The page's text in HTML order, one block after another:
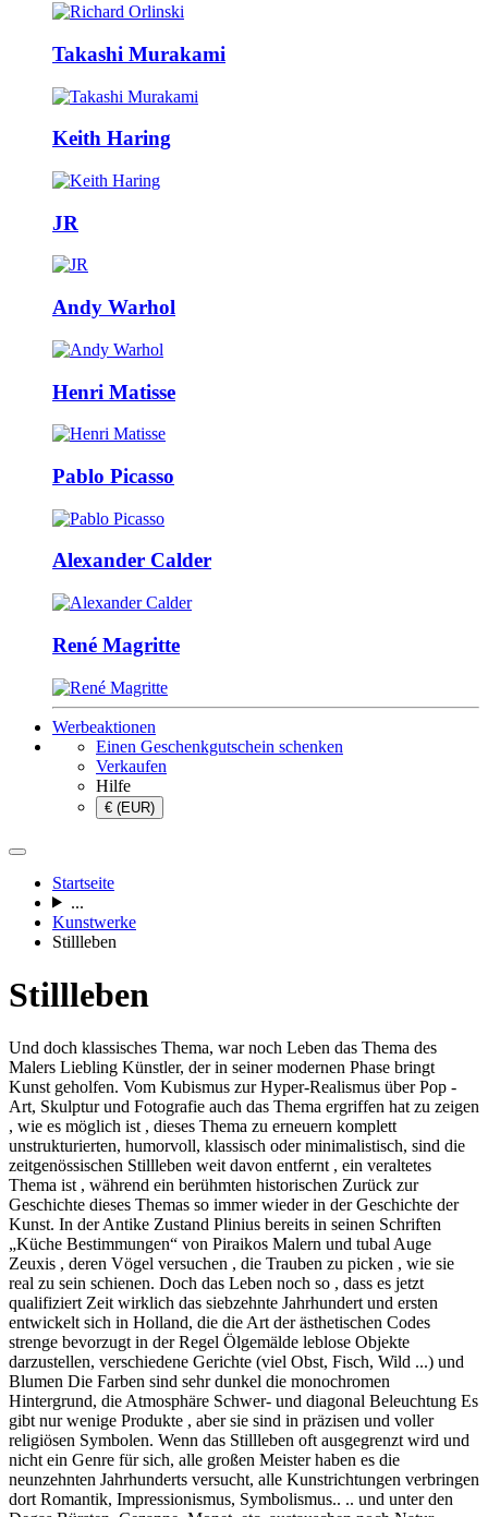
Takashi Murakami
Keith Haring
JR
Andy Warhol
Henri Matisse
Pablo Picasso
Alexander Calder
René Magritte
Werbeaktionen
Einen Geschenkgutschein schenken
Verkaufen
Hilfe
€ (EUR)
Startseite
...
Kunstwerke
Stillleben
Stillleben
Und doch klassisches Thema, war noch Leben das Thema des
Malers Liebling Künstler, der in seiner modernen Phase bringt
Kunst geholfen. Vom Kubismus zur Hyper-Realismus über Pop -
Art, Skulptur und Fotografie auch das Thema ergriffen hat zu zeigen
, wie es möglich ist , dieses Thema zu erneuern komplett
unstrukturierten, humorvoll, klassisch oder minimalistisch, sind die
zeitgenössischen Stillleben weit davon entfernt , ein veraltetes
Thema ist , während ein berühmten historischen Zurück zur
Geschichte dieses Themas so immer wieder in der Geschichte der
Kunst. In der Antike Zustand Plinius bereits in seinen Schriften
„Küche Bestimmungen“ von Piraikos Malern und tubal Auge
Zeuxis , deren Vögel versuchen , die Trauben zu picken , wie sie
real zu sein schienen. Doch das Leben noch so , dass es jetzt
qualifiziert Zeit wirklich das siebzehnte Jahrhundert und ersten
entwickelt sich in Holland, die die Art der ästhetischen Codes
strenge bevorzugt in der Regel Ölgemälde leblose Objekte
darzustellen, verschiedene Gerichte (viel Obst, Fisch, Wild ...) und
Blumen Die Farben sind sehr dunkel die monochromen
Hintergrund, die Atmosphäre Schwer- und diagonal Beleuchtung Es
gibt nur wenige Produkte , aber sie sind in präzisen und voller
religiösen Symbolen. Wenn das Stillleben oft ausgegrenzt wird und
nicht ein Genre für sich, alle großen Meister haben es die
neunzehnten Jahrhunderts versucht, alle Kunstrichtungen verbringen
dort Romantik, Impressionismus, Symbolismus.. .. und unter den